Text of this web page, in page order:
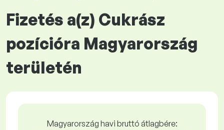
Fizetés a(z) Cukrász
pozícióra Magyarország
területén
Magyarország havi bruttó átlagbére: